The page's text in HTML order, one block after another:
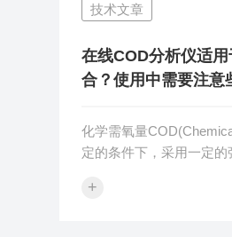
技术文章
在线COD分析仪适
合？使用中需要注意
化学需氧量
定的条件下，采用一定
一个指标。在线COD分
+